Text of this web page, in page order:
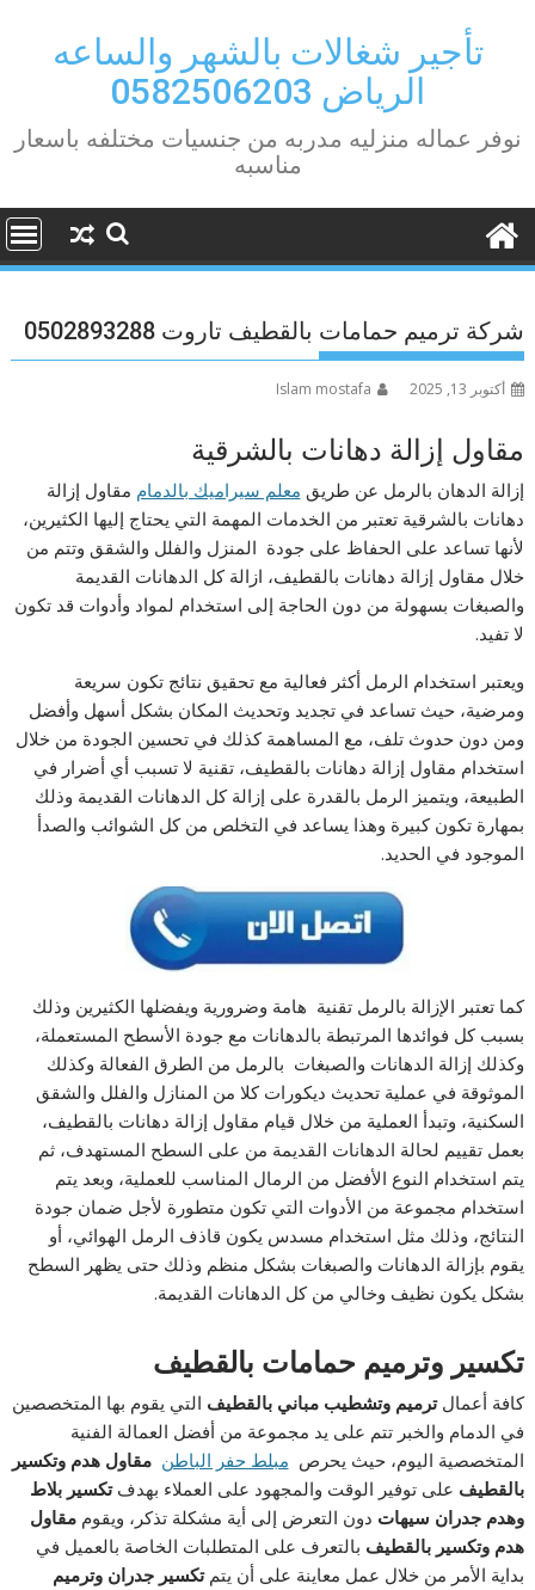
contentتأجير شغالات بالشهر والساعه
الرياض 0582506203
نوفر عماله منزليه مدربه من جنسيات مختلفه باسعار
مناسبه
شركة ترميم حمامات بالقطيف تاروت 0502893288
أكتوبر 13, 2025 Islam mostafa
مقاول إزالة دهانات بالشرقية
إزالة الدهان بالرمل عن طريق معلم سيراميك بالدمام مقاول إزالة
دهانات بالشرقية تعتبر من الخدمات المهمة التي يحتاج إليها الكثيرين،
لأنها تساعد على الحفاظ على جودة المنزل والفلل والشقق وتتم من
خلال مقاول إزالة دهانات بالقطيف، ازالة كل الدهانات القديمة
والصبغات بسهولة من دون الحاجة إلى استخدام لمواد وأدوات قد تكون
لا تفيد.
ويعتبر استخدام الرمل أكثر فعالية مع تحقيق نتائج تكون سريعة
ومرضية، حيث تساعد في تجديد وتحديث المكان بشكل أسهل وأفضل
ومن دون حدوث تلف، مع المساهمة كذلك في تحسين الجودة من خلال
استخدام مقاول إزالة دهانات بالقطيف، تقنية لا تسبب أي أضرار في
الطبيعة، ويتميز الرمل بالقدرة على إزالة كل الدهانات القديمة وذلك
بمهارة تكون كبيرة وهذا يساعد في التخلص من كل الشوائب والصدأ
الموجود في الحديد.
كما تعتبر الإزالة بالرمل تقنية هامة وضرورية ويفضلها الكثيرين وذلك
بسبب كل فوائدها المرتبطة بالدهانات مع جودة الأسطح المستعملة،
وكذلك إزالة الدهانات والصبغات بالرمل من الطرق الفعالة وكذلك
الموثوقة في عملية تحديث ديكورات كلا من المنازل والفلل والشقق
السكنية، وتبدأ العملية من خلال قيام مقاول إزالة دهانات بالقطيف،
بعمل تقييم لحالة الدهانات القديمة من على السطح المستهدف، ثم
يتم استخدام النوع الأفضل من الرمال المناسب للعملية، وبعد يتم
استخدام مجموعة من الأدوات التي تكون متطورة لأجل ضمان جودة
النتائج، وذلك مثل استخدام مسدس يكون قاذف الرمل الهوائي، أو
يقوم بإزالة الدهانات والصبغات بشكل منظم وذلك حتى يظهر السطح
بشكل يكون نظيف وخالي من كل الدهانات القديمة.
تكسير وترميم حمامات بالقطيف
كافة أعمالترميم وتشطيب مباني بالقطيف التي يقوم بها المتخصصين
في الدمام والخبر تتم على يد مجموعة من أفضل العمالة الفنية
المتخصصية اليوم، حيث يحرص مبلط حفر الباطن مقاول هدم وتكسير
بالقطيف على توفير الوقت والمجهود على العملاء بهدفتكسير بلاط
وهدم جدران سيهات دون التعرض إلى أية مشكلة تذكر، ويقوممقاول
هدم وتكسير بالقطيف بالتعرف على المتطلبات الخاصة بالعميل في
بداية الأمر من خلال عمل معاينة على أن يتمتكسير جدران وترميم